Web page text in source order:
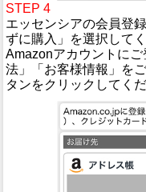
STEP 4
エッセンシアの会員登
ずに購入」を選択してく
Amazonアカウントに
法」「お客様情報」を
タンをクリックしてくだ